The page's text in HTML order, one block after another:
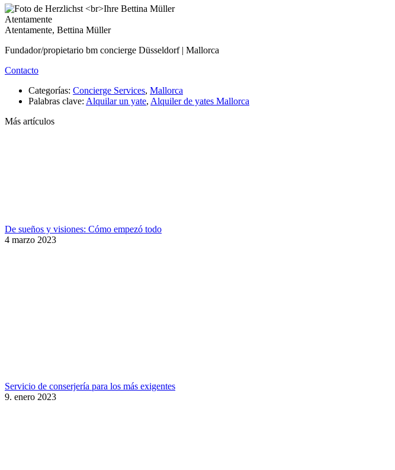
Atentamente
Atentamente, Bettina Müller
Fundador/propietario bm concierge Düsseldorf | Mallorca
Contacto
Categorías: Concierge Services, Mallorca
Palabras clave: Alquilar un yate, Alquiler de yates Mallorca
Más artículos
De sueños y visiones: Cómo empezó todo
4 marzo 2023
Servicio de conserjería para los más exigentes
9. enero 2023